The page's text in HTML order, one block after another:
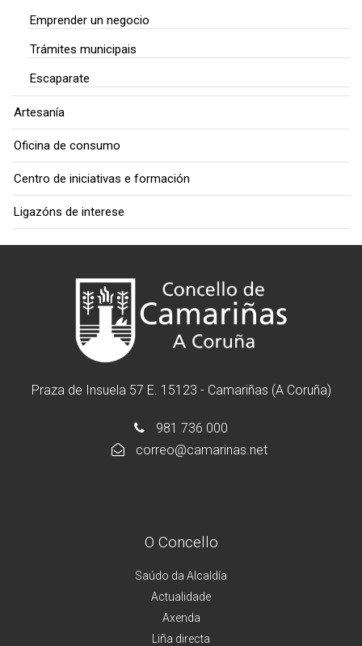
Emprender un negocio
Trámites municipais
Escaparate
Artesanía
Oficina de consumo
Centro de iniciativas e formación
Ligazóns de interese
Praza de Insuela 57 E. 15123 - Camariñas (A Coruña)
981 736 000
correo@camarinas.net
O Concello
Saúdo da Alcaldía
Actualidade
Axenda
Liña directa